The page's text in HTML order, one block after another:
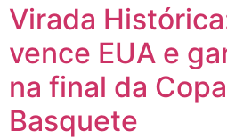
Virada
vence EUA e
na final da
Basquete